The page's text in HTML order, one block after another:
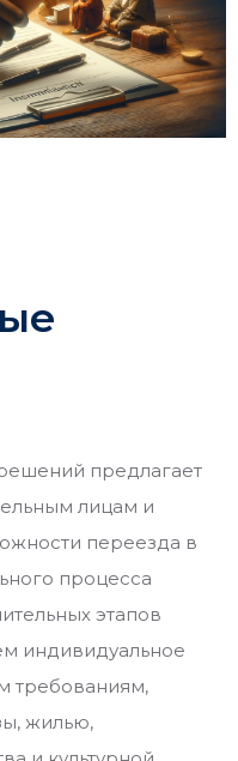
предлагает
лицам и
переезда в
процесса
этапов
индивидуальное
требованиям,
жилью,